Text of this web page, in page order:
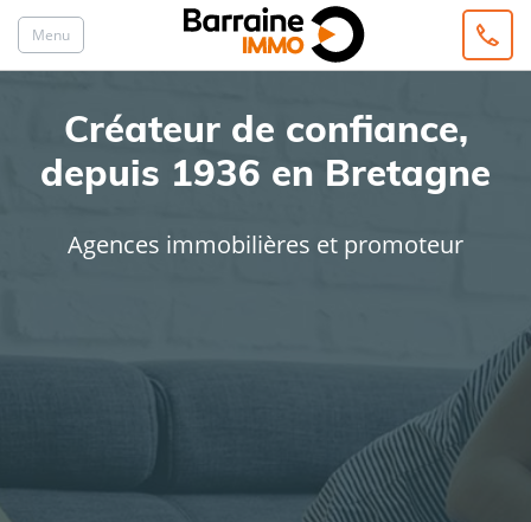
Menu
Créateur de confiance,
depuis 1936 en Bretagne
Agences immobilières et promoteur